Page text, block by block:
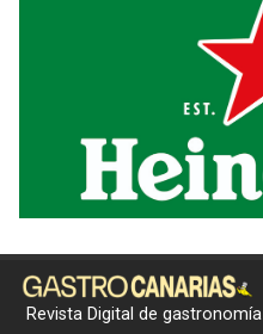
Revista Digital de gastronomía